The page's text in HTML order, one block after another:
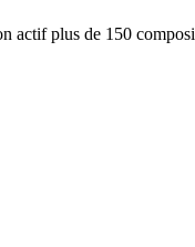
actif plus de 150